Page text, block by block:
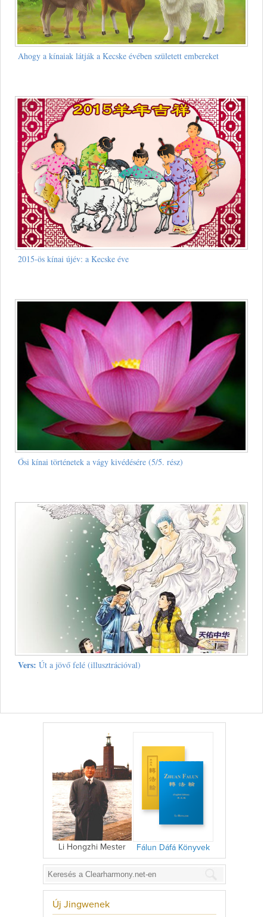
Ahogy a kínaiak látják a Kecske évében született embereket
2015-ös kínai újév: a Kecske éve
Ősi kínai történetek a vágy kivédésére (5/5. rész)
Vers: Út a jövő felé (illusztrációval)
Li Hongzhi Mester Fálun Dáfá Könyvek
Új Jingwenek